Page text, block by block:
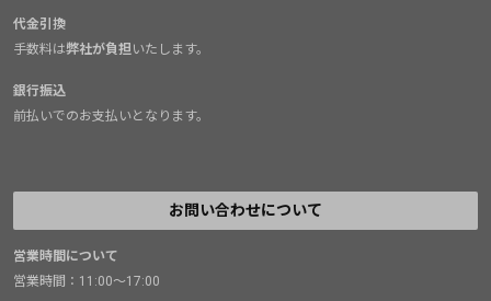
代金引換
手数料は弊社が負担いたします。
銀行振込
前払いでのお支払いとなります。
お問い合わせについて
営業時間について
営業時間：11:00～17:00